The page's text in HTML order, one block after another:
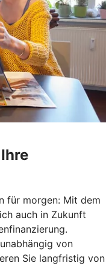
für morgen: Mit dem
auch in Zukunft
von
Sie langfristig von